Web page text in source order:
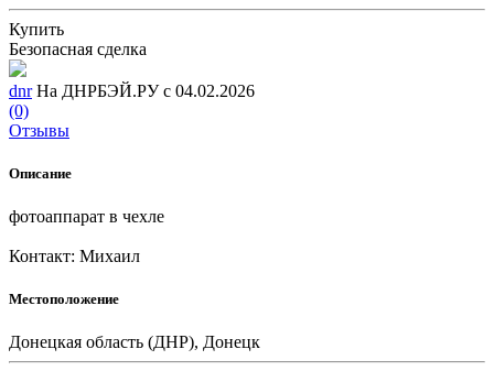
Купить
Безопасная сделка
dnr На ДНРБЭЙ.РУ с 04.02.2026
(0)
Отзывы
Описание
фотоаппарат в чехле
Контакт: Михаил
Местоположение
Донецкая область (ДНР), Донецк